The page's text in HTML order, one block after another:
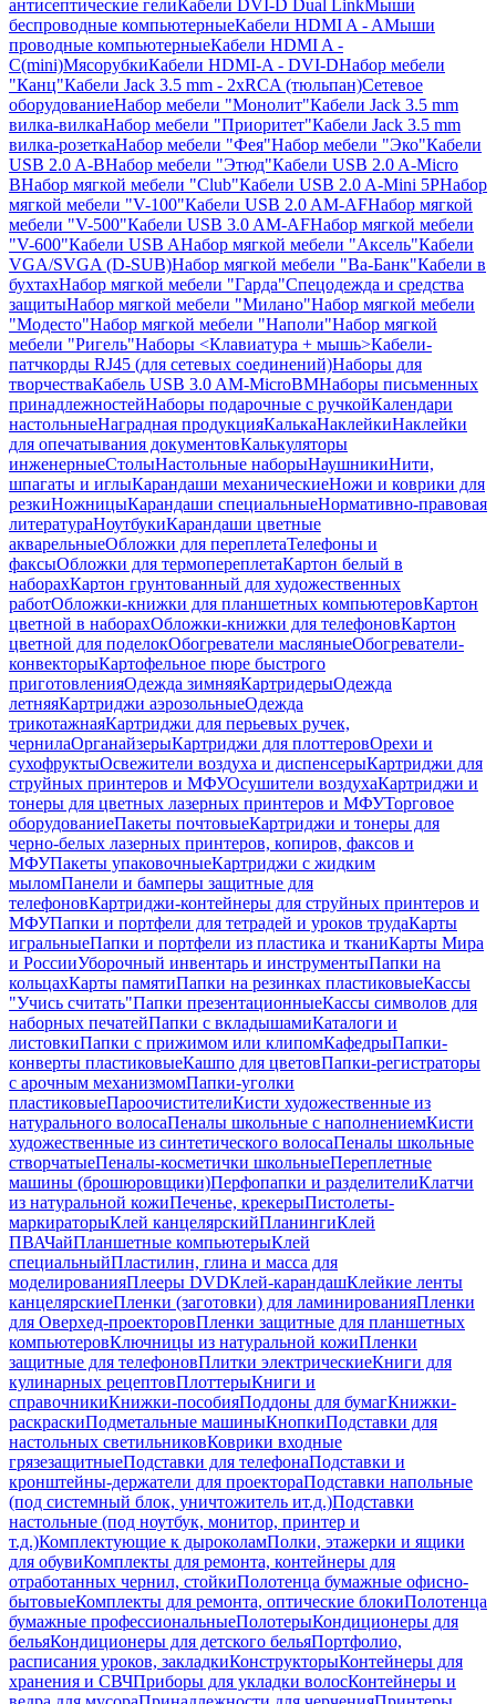
антисептические гелиКабели DVI-D Dual LinkМыши
беспроводные компьютерныеКабели HDMI A - AМыши
проводные компьютерныеКабели HDMI A -
C(mini)МясорубкиКабели HDMI-A - DVI-DНабор мебели
"Канц"Кабели Jack 3.5 mm - 2xRCA (тюльпан)Сетевое
оборудованиеНабор мебели "Монолит"Кабели Jack 3.5 mm
вилка-вилкаНабор мебели "Приоритет"Кабели Jack 3.5 mm
вилка-розеткаНабор мебели "Фея"Набор мебели "Эко"Кабели
USB 2.0 A-BНабор мебели "Этюд"Кабели USB 2.0 A-Micro
BНабор мягкой мебели "Club"Кабели USB 2.0 A-Mini 5PНабор
мягкой мебели "V-100"Кабели USB 2.0 AM-AFНабор мягкой
мебели "V-500"Кабели USB 3.0 AM-AFНабор мягкой мебели
"V-600"Кабели USB AНабор мягкой мебели "Аксель"Кабели
VGA/SVGA (D-SUB)Набор мягкой мебели "Ва-Банк"Кабели в
бухтахНабор мягкой мебели "Гарда"Спецодежда и средства
защитыНабор мягкой мебели "Милано"Набор мягкой мебели
"Модесто"Набор мягкой мебели "Наполи"Набор мягкой
мебели "Ригель"Наборы <Клавиатура + мышь>Кабели-
патчкорды RJ45 (для сетевых соединений)Наборы для
творчестваКабель USB 3.0 AM-MicroBMНаборы письменных
принадлежностейНаборы подарочные с ручкойКалендари
настольныеНаградная продукцияКалькаНаклейкиНаклейки
для опечатывания документовКалькуляторы
инженерныеСтолыНастольные наборыНаушникиНити,
шпагаты и иглыКарандаши механическиеНожи и коврики для
резкиНожницыКарандаши специальныеНормативно-правовая
литератураНоутбукиКарандаши цветные
акварельныеОбложки для переплетаТелефоны и
факсыОбложки для термопереплетаКартон белый в
наборахКартон грунтованный для художественных
работОбложки-книжки для планшетных компьютеровКартон
цветной в наборахОбложки-книжки для телефоновКартон
цветной для поделокОбогреватели масляныеОбогреватели-
конвекторыКартофельное пюре быстрого
приготовленияОдежда зимняяКартридерыОдежда
летняяКартриджи аэрозольныеОдежда
трикотажнаяКартриджи для перьевых ручек,
чернилаОрганайзерыКартриджи для плоттеровОрехи и
сухофруктыОсвежители воздуха и диспенсерыКартриджи для
струйных принтеров и МФУОсушители воздухаКартриджи и
тонеры для цветных лазерных принтеров и МФУТорговое
оборудованиеПакеты почтовыеКартриджи и тонеры для
черно-белых лазерных принтеров, копиров, факсов и
МФУПакеты упаковочныеКартриджи с жидким
мыломПанели и бамперы защитные для
телефоновКартриджи-контейнеры для струйных принтеров и
МФУПапки и портфели для тетрадей и уроков трудаКарты
игральныеПапки и портфели из пластика и тканиКарты Мира
и РоссииУборочный инвентарь и инструментыПапки на
кольцахКарты памятиПапки на резинках пластиковыеКассы
"Учись считать"Папки презентационныеКассы символов для
наборных печатейПапки с вкладышамиКаталоги и
листовкиПапки с прижимом или клипомКафедрыПапки-
конверты пластиковыеКашпо для цветовПапки-регистраторы
с арочным механизмомПапки-уголки
пластиковыеПароочистителиКисти художественные из
натурального волосаПеналы школьные с наполнениемКисти
художественные из синтетического волосаПеналы школьные
створчатыеПеналы-косметички школьныеПереплетные
машины (брошюровщики)Перфопапки и разделителиКлатчи
из натуральной кожиПеченье, крекерыПистолеты-
маркираторыКлей канцелярскийПланингиКлей
ПВАЧайПланшетные компьютерыКлей
специальныйПластилин, глина и масса для
моделированияПлееры DVDКлей-карандашКлейкие ленты
канцелярскиеПленки (заготовки) для ламинированияПленки
для Оверхед-проекторовПленки защитные для планшетных
компьютеровКлючницы из натуральной кожиПленки
защитные для телефоновПлитки электрическиеКниги для
кулинарных рецептовПлоттерыКниги и
справочникиКнижки-пособияПоддоны для бумагКнижки-
раскраскиПодметальные машиныКнопкиПодставки для
настольных светильниковКоврики входные
грязезащитныеПодставки для телефонаПодставки и
кронштейны-держатели для проектораПодставки напольные
(под системный блок, уничтожитель ит.д.)Подставки
настольные (под ноутбук, монитор, принтер и
т.д.)Комплектующие к дыроколамПолки, этажерки и ящики
для обувиКомплекты для ремонта, контейнеры для
отработанных чернил, стойкиПолотенца бумажные офисно-
бытовыеКомплекты для ремонта, оптические блокиПолотенца
бумажные профессиональныеПолотерыКондиционеры для
бельяКондиционеры для детского бельяПортфолио,
расписания уроков, закладкиКонструкторыКонтейнеры для
хранения и СВЧПриборы для укладки волосКонтейнеры и